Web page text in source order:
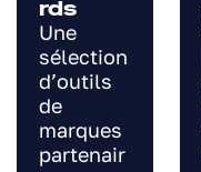
rds
Une
sélection
d’outils
de
marques
partenair